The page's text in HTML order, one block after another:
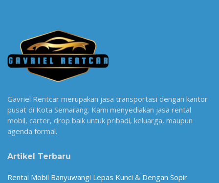
Gavriel Rentcar merupakan jasa transportasi dengan kantor
pusat di Kota Semarang. Kami menyediakan jasa rental
mobil, carter, drop baik untuk pribadi, keluarga, maupun
agenda formal.
Artikel Terbaru
Rental Mobil Banyuwangi Lepas Kunci & Dengan Sopir